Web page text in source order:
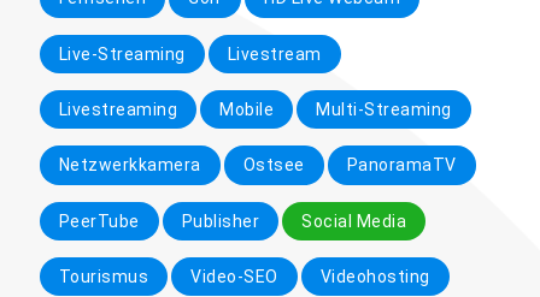
Live-Streaming Livestream
Livestreaming Mobile Multi-Streaming
Netzwerkkamera Ostsee PanoramaTV
PeerTube Publisher Social Media
Tourismus Video-SEO Videohosting